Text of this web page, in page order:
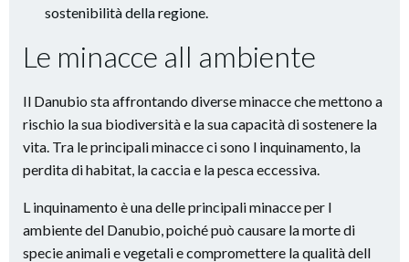
sostenibilità della regione.
Le minacce all ambiente
Il Danubio sta affrontando diverse minacce che mettono a
rischio la sua biodiversità e la sua capacità di sostenere la
vita. Tra le principali minacce ci sono l inquinamento, la
perdita di habitat, la caccia e la pesca eccessiva.
L inquinamento è una delle principali minacce per l
ambiente del Danubio, poiché può causare la morte di
specie animali e vegetali e compromettere la qualità dell